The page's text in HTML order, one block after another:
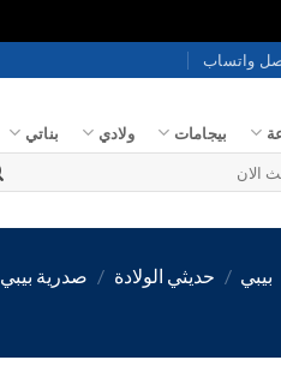
واتساب
بيجامات ولادي بناتي
بيبي / حديثي الولادة / صدرية بيبي